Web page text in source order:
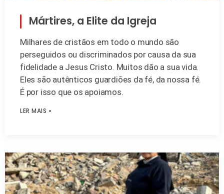
Mártires, a Elite da Igreja
Milhares de cristãos em todo o mundo são
perseguidos ou discriminados por causa da sua
fidelidade a Jesus Cristo. Muitos dão a sua vida.
Eles são autênticos guardiões da fé, da nossa fé.
É por isso que os apoiamos.
LER MAIS »